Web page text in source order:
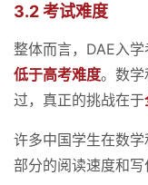
3.2 考试难度
整体而言，DAE入
低于高考难度。数
过，真正的挑战在于
许多中国学生在数
部分的阅读速度和写